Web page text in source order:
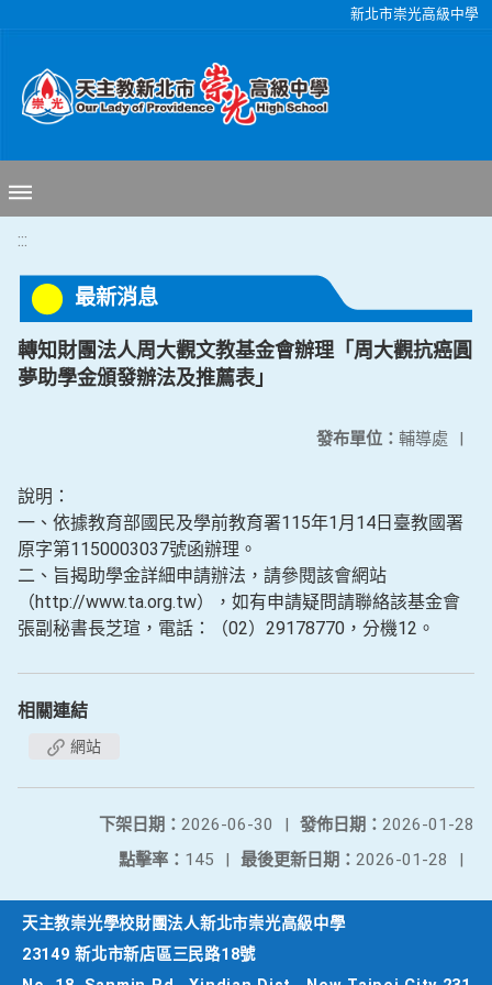
新北市崇光高級中學
:::
最新消息
轉知財團法人周大觀文教基金會辦理「周大觀抗癌圓
夢助學金頒發辦法及推薦表」
發布單位： 輔導處 |
說明：
一、依據教育部國民及學前教育署115年1月14日臺教國署
原字第1150003037號函辦理。
二、旨揭助學金詳細申請辦法，請參閱該會網站
（http://www.ta.org.tw），如有申請疑問請聯絡該基金會
張副秘書長芝瑄，電話：（02）29178770，分機12。
相關連結
網站
發佈日期： 2026-01-28
下架日期： 2026-06-30
|
最後更新日期： 2026-01-28 |
點擊率： 145 |
天主教崇光學校財團法人新北市崇光高級中學
23149 新北市新店區三民路18號